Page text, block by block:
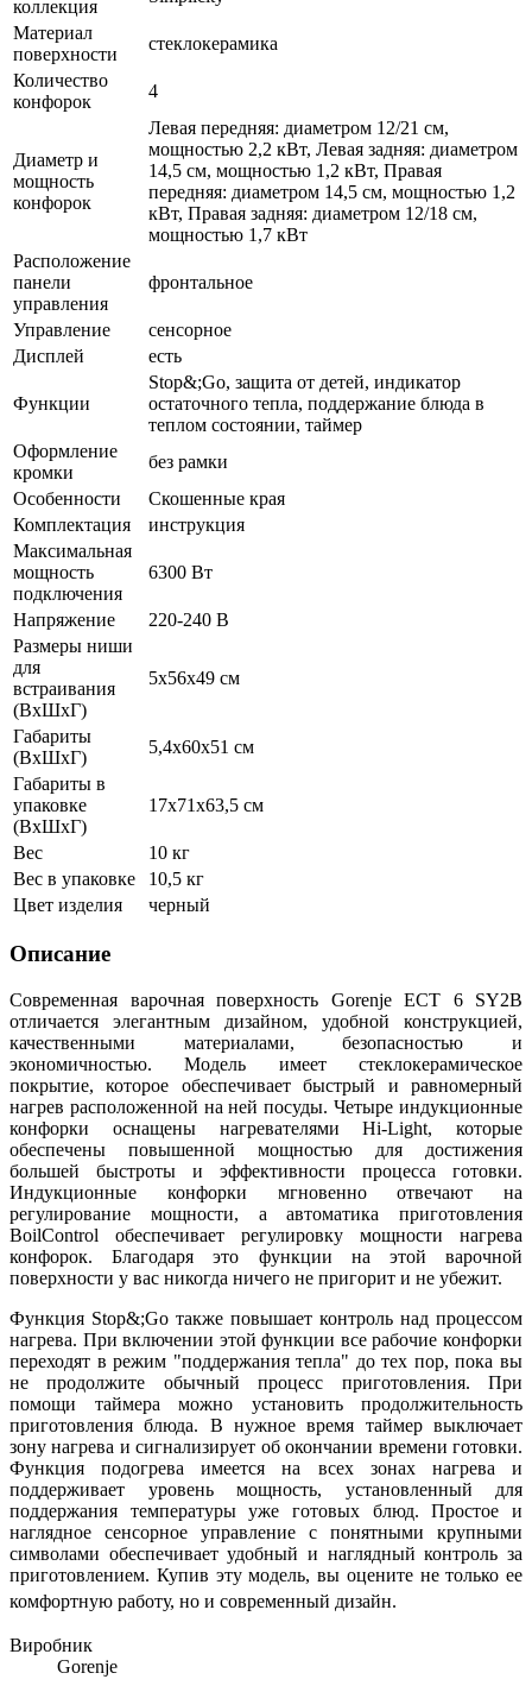
коллекция
Материал
поверхности
стеклокерамика
Количество
конфорок
4
Диаметр и
мощность
конфорок
Левая передняя: диаметром 12/21 см,
мощностью 2,2 кВт, Левая задняя: диаметром
14,5 см, мощностью 1,2 кВт, Правая
передняя: диаметром 14,5 см, мощностью 1,2
кВт, Правая задняя: диаметром 12/18 см,
мощностью 1,7 кВт
Расположение
панели
управления
фронтальное
Управление
сенсорное
Дисплей
есть
Функции
Stop&;Go, защита от детей, индикатор
остаточного тепла, поддержание блюда в
теплом состоянии, таймер
Оформление
кромки
без рамки
Особенности
Скошенные края
Комплектация
инструкция
Максимальная
мощность
подключения
6300 Вт
Напряжение
220-240 В
Размеры ниши
для
встраивания
(ВхШхГ)
5х56х49 см
Габариты
(ВхШхГ)
5,4х60х51 см
Габариты в
упаковке
(ВхШхГ)
17х71х63,5 см
Вес
10 кг
Вес в упаковке
10,5 кг
Цвет изделия
черный
Описание
Современная варочная поверхность Gorenje ECT 6 SY2B
отличается элегантным дизайном, удобной конструкцией,
качественными материалами, безопасностью и
экономичностью. Модель имеет стеклокерамическое
покрытие, которое обеспечивает быстрый и равномерный
нагрев расположенной на ней посуды. Четыре индукционные
конфорки оснащены нагревателями Hi-Light, которые
обеспечены повышенной мощностью для достижения
большей быстроты и эффективности процесса готовки.
Индукционные конфорки мгновенно отвечают на
регулирование мощности, а автоматика приготовления
BoilControl обеспечивает регулировку мощности нагрева
конфорок. Благодаря это функции на этой варочной
поверхности у вас никогда ничего не пригорит и не убежит.
Функция Stop&;Go также повышает контроль над процессом
нагрева. При включении этой функции все рабочие конфорки
переходят в режим "поддержания тепла" до тех пор, пока вы
не продолжите обычный процесс приготовления. При
помощи таймера можно установить продолжительность
приготовления блюда. В нужное время таймер выключает
зону нагрева и сигнализирует об окончании времени готовки.
Функция подогрева имеется на всех зонах нагрева и
поддерживает уровень мощность, установленный для
поддержания температуры уже готовых блюд. Простое и
наглядное сенсорное управление с понятными крупными
символами обеспечивает удобный и наглядный контроль за
приготовлением. Купив эту модель, вы оцените не только ее
комфортную работу, но и современный дизайн.
Виробник
Gorenje